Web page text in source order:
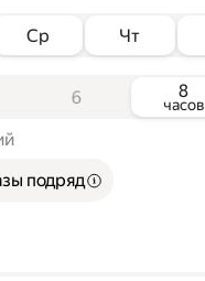
Ср Чт
6 8
часов
подряд